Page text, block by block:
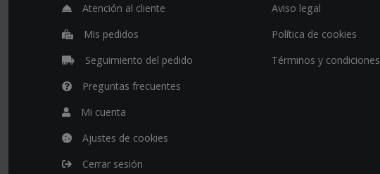
Atención al cliente
Mis pedidos
Seguimiento del pedido
Preguntas frecuentes
Mi cuenta
Ajustes de cookies
Cerrar sesión
Aviso legal
Política de cookies
Términos y condiciones